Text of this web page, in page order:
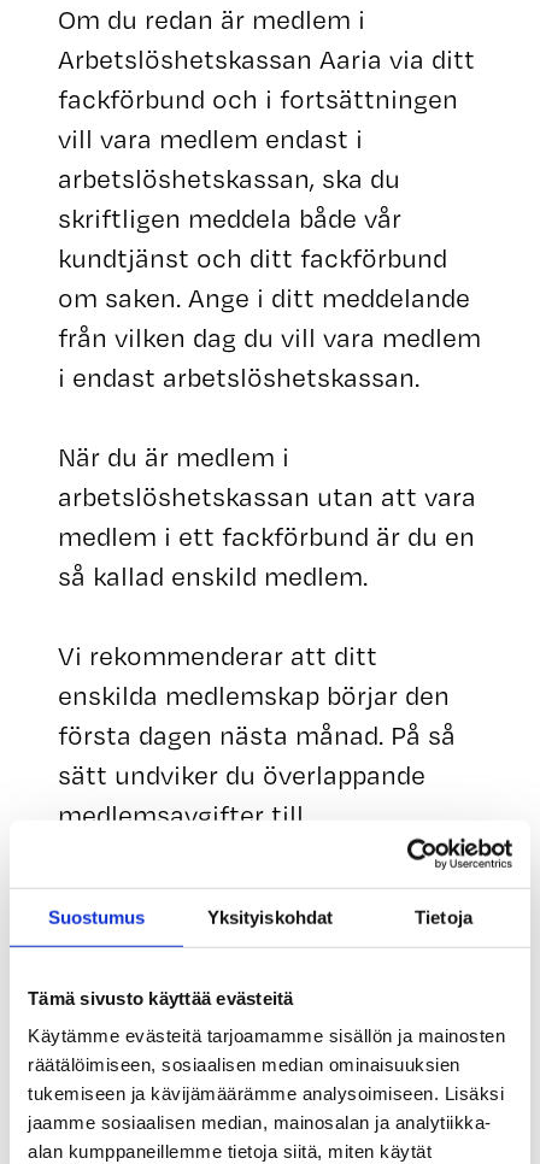
Suostumus Yksityiskohdat Tietoja
Tämä sivusto käyttää evästeitä
Käytämme evästeitä tarjoamamme sisällön ja mainosten
räätälöimiseen, sosiaalisen median ominaisuuksien
tukemiseen ja kävijämäärämme analysoimiseen. Lisäksi
jaamme sosiaalisen median, mainosalan ja analytiikka-
alan kumppaneillemme tietoja siitä, miten käytät
Om du redan är medlem i
Arbetslöshetskassan Aaria via ditt
fackförbund och i fortsättningen
vill vara medlem endast i
arbetslöshetskassan, ska du
skriftligen meddela både vår
kundtjänst och ditt fackförbund
om saken. Ange i ditt meddelande
från vilken dag du vill vara medlem
i endast arbetslöshetskassan.
När du är medlem i
arbetslöshetskassan utan att vara
medlem i ett fackförbund är du en
så kallad enskild medlem.
Vi rekommenderar att ditt
enskilda medlemskap börjar den
första dagen nästa månad. På så
sätt undviker du överlappande
medlemsavgifter till
fackförbundet och för enskilda
medlemmar. Då betalar du
medlemsavgiften till
innevarande månad och
medlemsavgiften för enskilda
medlemmar till
arbetslöshetskassan från och med